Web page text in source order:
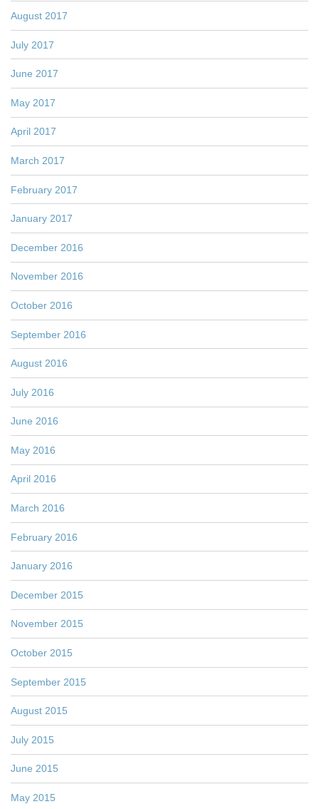
August 2017
July 2017
June 2017
May 2017
April 2017
March 2017
February 2017
January 2017
December 2016
November 2016
October 2016
September 2016
August 2016
July 2016
June 2016
May 2016
April 2016
March 2016
February 2016
January 2016
December 2015
November 2015
October 2015
September 2015
August 2015
July 2015
June 2015
May 2015